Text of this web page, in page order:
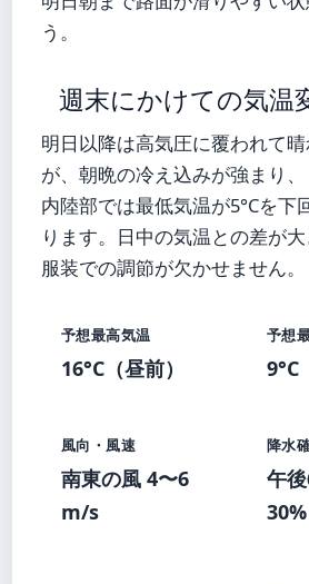
う。
週末にかけての気温
明日以降は高気圧に覆われて
が、朝晩の冷え込みが強まり、
内陸部では最低気温が5°Cを下
ります。日中の気温との差が大
服装での調節が欠かせません。
予想最高気温
16°C（昼前）
予想
9°C
風向・風速
南東の風 4〜6
m/s
降水
午
30%